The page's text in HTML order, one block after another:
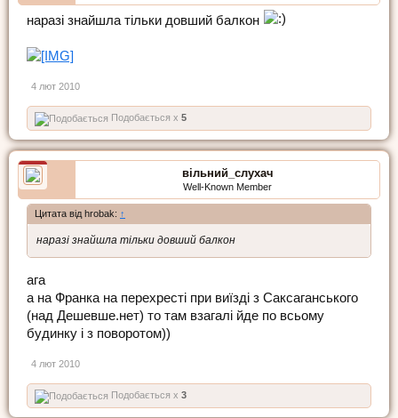
наразі знайшла тільки довший балкон
4 лют 2010
Подобається x 5
вільний_слухач
Well-Known Member
Цитата від hrobak: ↑
наразі знайшла тільки довший балкон
ага
а на Франка на перехресті при виїзді з Саксаганського
(над Дешевше.нет) то там взагалі йде по всьому
будинку і з поворотом))
4 лют 2010
Подобається x 3